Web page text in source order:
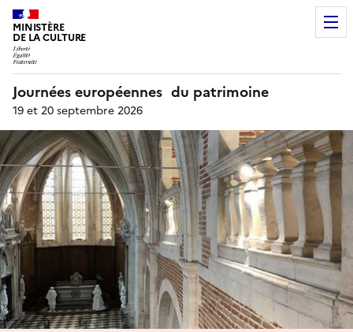
MINISTÈRE
DE LA CULTURE
Journées européennes du patrimoine
19 et 20 septembre 2026